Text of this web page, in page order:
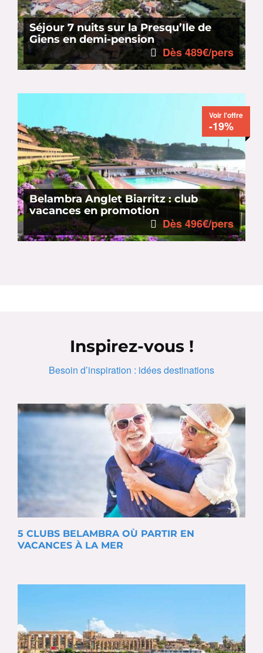
Séjour 7 nuits sur la Presqu’Ile de
Giens en demi-pension
Dès 489€/pers
Voir l'offre
-19%
Belambra Anglet Biarritz : club
vacances en promotion
Dès 496€/pers
Inspirez-vous !
Besoin d’inspiration : idées destinations
5 CLUBS BELAMBRA OÙ PARTIR EN
VACANCES À LA MER